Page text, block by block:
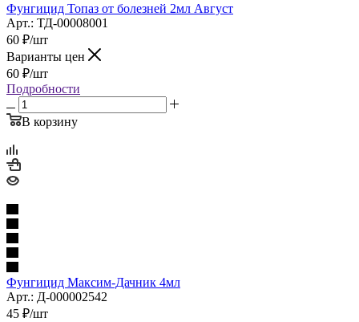
Фунгицид Топаз от болезней 2мл Август
Арт.: ТД-00008001
60 ₽/шт
Варианты цен
60 ₽/шт
Подробности
В корзину
Фунгицид Максим-Дачник 4мл
Арт.: Д-000002542
45 ₽/шт